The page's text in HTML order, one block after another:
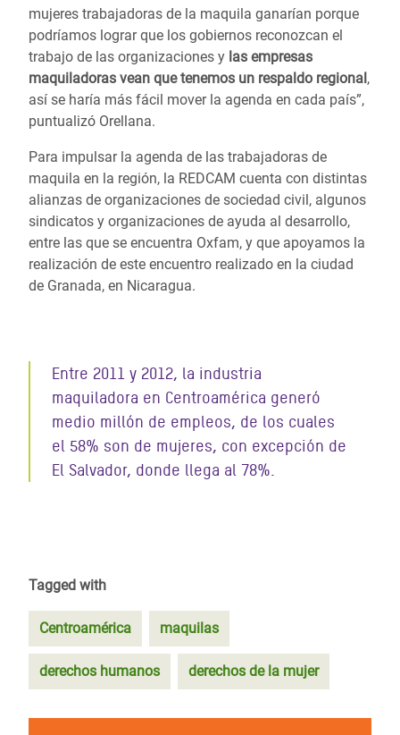
mujeres trabajadoras de la maquila ganarían porque
podríamos lograr que los gobiernos reconozcan el
trabajo de las organizaciones y las empresas
maquiladoras vean que tenemos un respaldo regional,
así se haría más fácil mover la agenda en cada país”,
puntualizó Orellana.
Para impulsar la agenda de las trabajadoras de
maquila en la región, la REDCAM cuenta con distintas
alianzas de organizaciones de sociedad civil, algunos
sindicatos y organizaciones de ayuda al desarrollo,
entre las que se encuentra Oxfam, y que apoyamos la
realización de este encuentro realizado en la ciudad
de Granada, en Nicaragua.
Entre 2011 y 2012, la industria
maquiladora en Centroamérica generó
medio millón de empleos, de los cuales
el 58% son de mujeres, con excepción de
El Salvador, donde llega al 78%.
Tagged with
Centroamérica maquilas
derechos humanos derechos de la mujer